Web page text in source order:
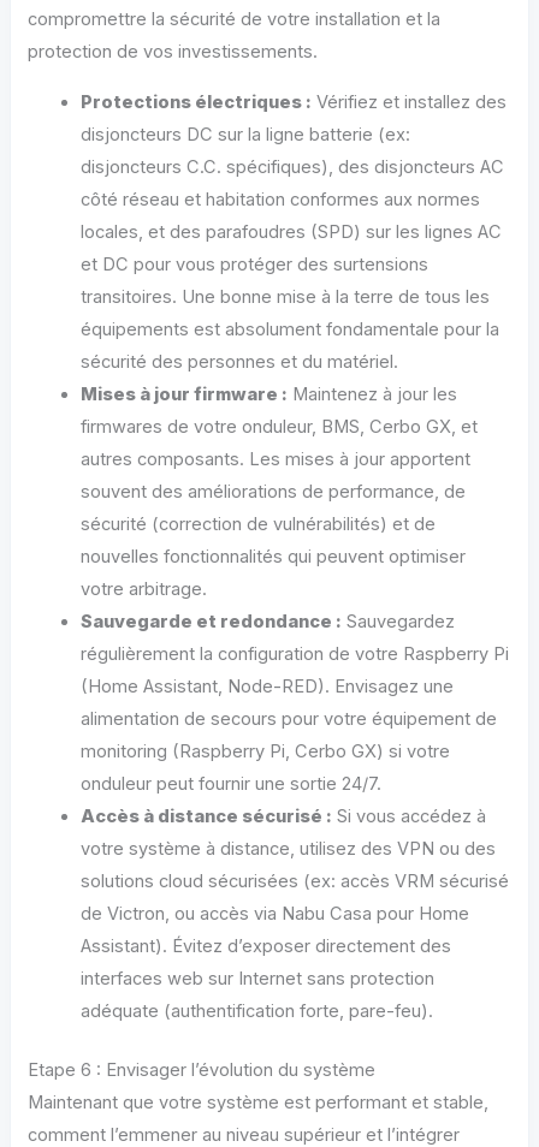
compromettre la sécurité de votre installation et la
protection de vos investissements.
Protections électriques : Vérifiez et installez des
disjoncteurs DC sur la ligne batterie (ex:
disjoncteurs C.C. spécifiques), des disjoncteurs AC
côté réseau et habitation conformes aux normes
locales, et des parafoudres (SPD) sur les lignes AC
et DC pour vous protéger des surtensions
transitoires. Une bonne mise à la terre de tous les
équipements est absolument fondamentale pour la
sécurité des personnes et du matériel.
Mises à jour firmware : Maintenez à jour les
firmwares de votre onduleur, BMS, Cerbo GX, et
autres composants. Les mises à jour apportent
souvent des améliorations de performance, de
sécurité (correction de vulnérabilités) et de
nouvelles fonctionnalités qui peuvent optimiser
votre arbitrage.
Sauvegarde et redondance : Sauvegardez
régulièrement la configuration de votre Raspberry Pi
(Home Assistant, Node-RED). Envisagez une
alimentation de secours pour votre équipement de
monitoring (Raspberry Pi, Cerbo GX) si votre
onduleur peut fournir une sortie 24/7.
Accès à distance sécurisé : Si vous accédez à
votre système à distance, utilisez des VPN ou des
solutions cloud sécurisées (ex: accès VRM sécurisé
de Victron, ou accès via Nabu Casa pour Home
Assistant). Évitez d’exposer directement des
interfaces web sur Internet sans protection
adéquate (authentification forte, pare-feu).
Etape 6 : Envisager l’évolution du système
Maintenant que votre système est performant et stable,
comment l’emmener au niveau supérieur et l’intégrer